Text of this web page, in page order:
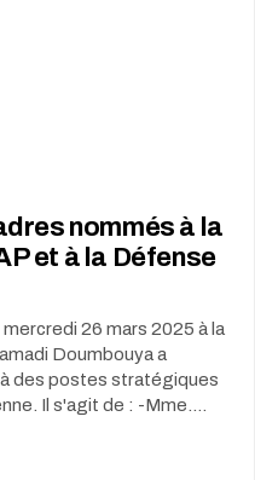
nommés à la
et à la Défense
26 mars 2025 à la
Doumbouya a
des postes stratégiques
Il s'agit de : -Mme.…